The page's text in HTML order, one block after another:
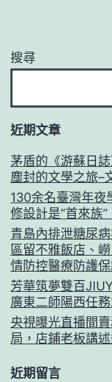
搜尋
近期文章
茅盾的《游蘇日
塵封的文學之旅–
130余名臺灣年夜
修設計是“首來族”
青島內排泄糖尿
區留不雅飯店、
情防控醫療防護
芳華筑夢雙百
廣東二師陽西任
央視曝光直播間
局，店鋪老板講
近期留言